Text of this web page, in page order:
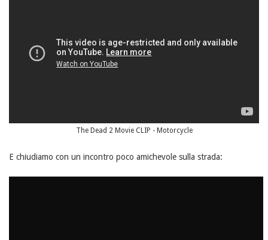
The Dead 2 Movie CLIP - Motorcycle
E chiudiamo con un incontro poco amichevole sulla strada: